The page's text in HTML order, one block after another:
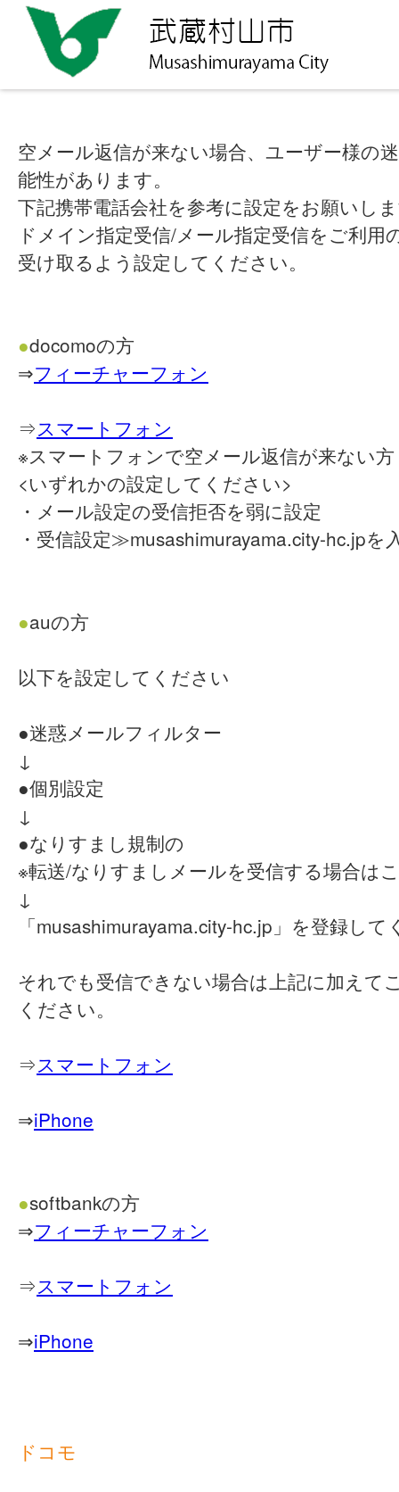
空メール返信が来ない場合、ユーザー様の
能性があります。
下記携帯電話会社を参考に設定をお願いし
ドメイン指定受信/メール指定受信をご利用
受け取るよう設定してください。
●docomoの方
⇒フィーチャーフォン
⇒スマートフォン
※スマートフォンで空メール返信が来ない方
<いずれかの設定してください>
・メール設定の受信拒否を弱に設定
・受信設定≫musashimurayama.city-hc.jpを
●auの方
以下を設定してください
●迷惑メールフィルター
↓
●個別設定
↓
●なりすまし規制の
※転送/なりすましメールを受信する場合は
↓
「musashimurayama.city-hc.jp」を登録して
それでも受信できない場合は上記に加えて
ください。
⇒スマートフォン
⇒iPhone
●softbankの方
⇒フィーチャーフォン
⇒スマートフォン
⇒iPhone
ドコモ